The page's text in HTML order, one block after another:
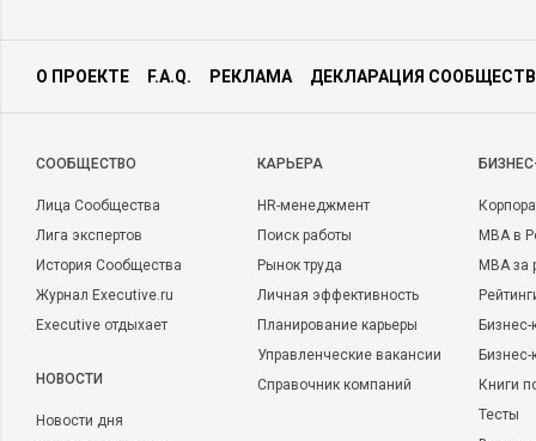
О ПРОЕКТЕ F.A.Q. РЕКЛАМА ДЕКЛАРАЦИЯ
CООБЩЕСТВО
Лица Сообщества
Лига экспертов
История Сообщества
Журнал Executive.ru
Executive отдыхает
НОВОСТИ
Новости дня
КАРЬЕРА
HR-менеджмент
Поиск работы
Рынок труда
Личная эффективность
Планирование карьеры
Управленческие вакансии
Справочник компаний
MBA в
MBA
Бизнес-
Книги
Тесты